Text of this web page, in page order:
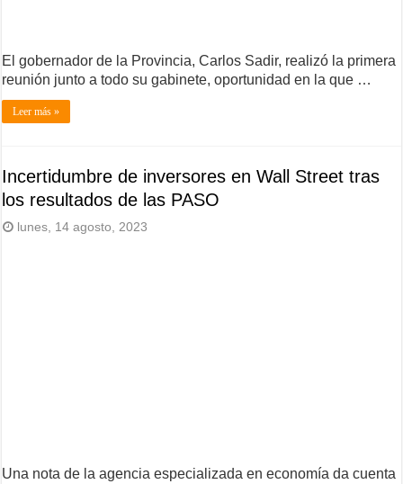
El gobernador de la Provincia, Carlos Sadir, realizó la primera
reunión junto a todo su gabinete, oportunidad en la que …
Leer más »
Incertidumbre de inversores en Wall Street tras
los resultados de las PASO
lunes, 14 agosto, 2023
Una nota de la agencia especializada en economía da cuenta